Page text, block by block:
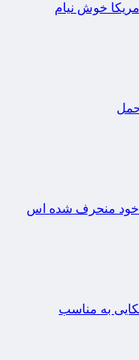
خوش نیام
حمل
خود منحرف شده اس
به مناسب